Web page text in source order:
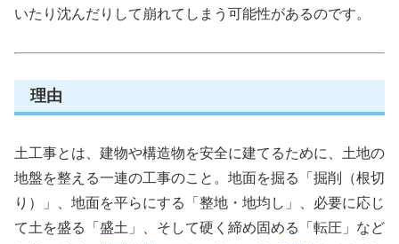
いたり沈んだりして崩れてしまう可能性があるのです。
理由
土工事とは、建物や構造物を安全に建てるために、土地の
地盤を整える一連の工事のこと。地面を掘る「掘削（根切
り）」、地面を平らにする「整地・地均し」、必要に応じ
て土を盛る「盛土」、そして硬く締め固める「転圧」など